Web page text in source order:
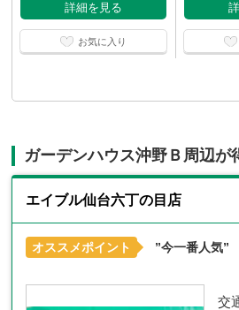
詳細を見る
お気に入り
ガーデンハウス沖野Ｂ周辺が
エイブル仙台六丁の目店
オススメポイント ”今一番人気”
交